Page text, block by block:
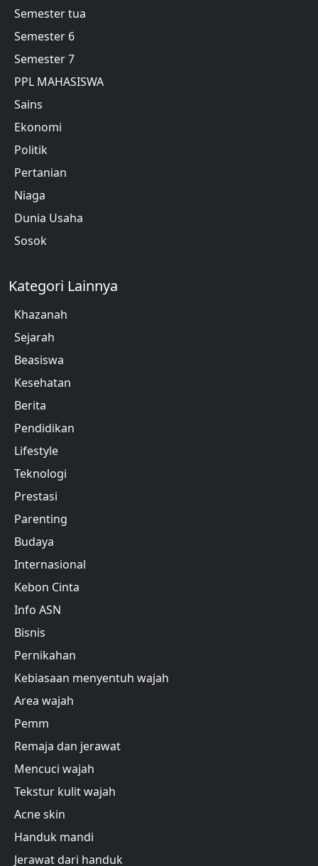
Semester tua
Semester 6
Semester 7
PPL MAHASISWA
Sains
Ekonomi
Politik
Pertanian
Niaga
Dunia Usaha
Sosok
Kategori Lainnya
Khazanah
Sejarah
Beasiswa
Kesehatan
Berita
Pendidikan
Lifestyle
Teknologi
Prestasi
Parenting
Budaya
Internasional
Kebon Cinta
Info ASN
Bisnis
Pernikahan
Kebiasaan menyentuh wajah
Area wajah
Pemm
Remaja dan jerawat
Mencuci wajah
Tekstur kulit wajah
Acne skin
Handuk mandi
Jerawat dari handuk